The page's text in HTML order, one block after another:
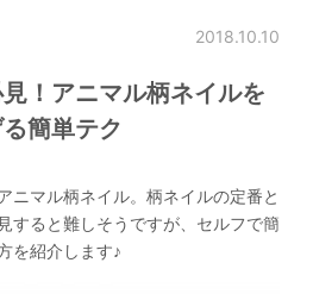
2018.10.10
！アニマル柄ネイルを
簡単テク
ニマル柄ネイル。柄ネイルの定番と
すると難しそうですが、セルフで簡
を紹介します♪